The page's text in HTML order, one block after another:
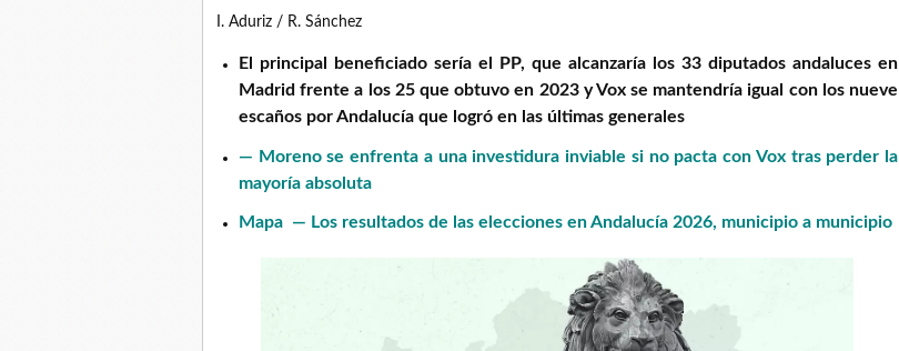
I. Aduriz / R. Sánchez
El principal beneficiado sería el PP, que alcanzaría los 33 diputados andaluces en
Madrid frente a los 25 que obtuvo en 2023 y Vox se mantendría igual con los nueve
escaños por Andalucía que logró en las últimas generales
— Moreno se enfrenta a una investidura inviable si no pacta con Vox tras perder la
mayoría absoluta
Mapa — Los resultados de las elecciones en Andalucía 2026, municipio a municipio